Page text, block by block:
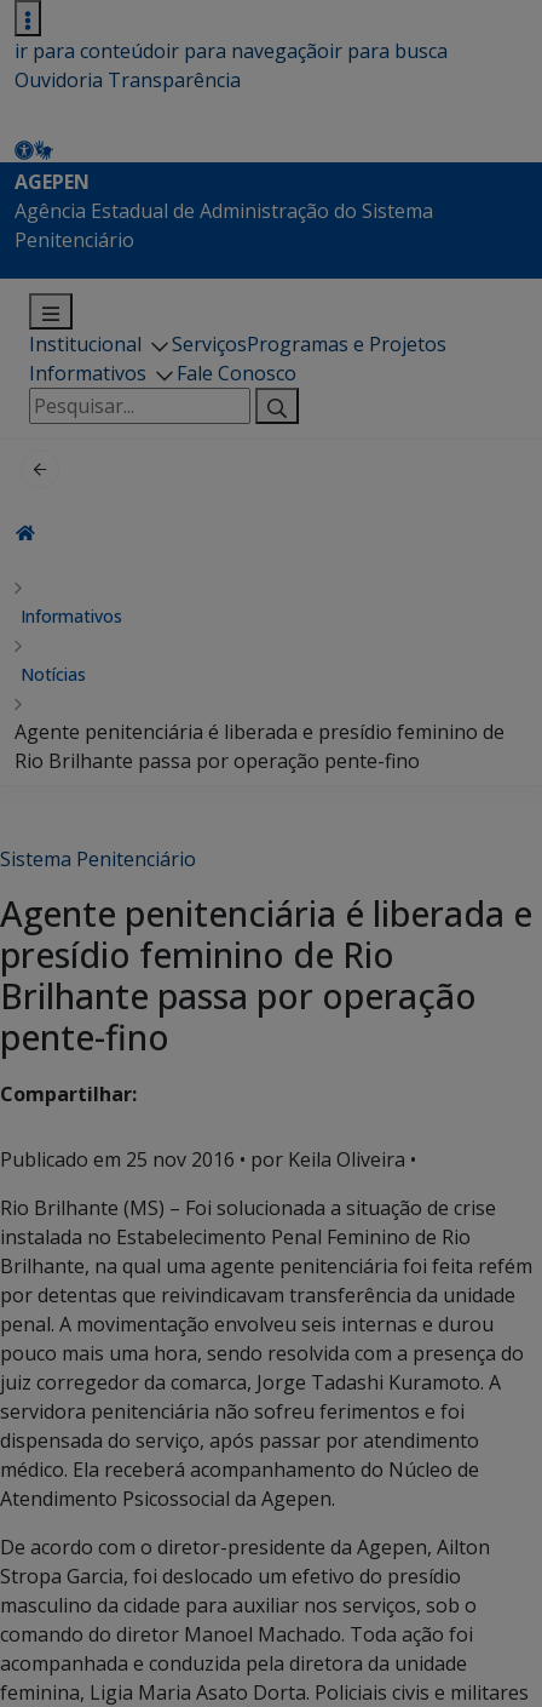
ir para conteúdoir para navegaçãoir para busca
Ouvidoria Transparência
AGEPEN
Agência Estadual de Administração do Sistema
Penitenciário
Institucional ServiçosProgramas e Projetos
Informativos
Fale Conosco
Pesquisar
por:
Informativos
Notícias
Agente penitenciária é liberada e presídio feminino de
Rio Brilhante passa por operação pente-fino
Sistema Penitenciário
Agente penitenciária é liberada e
presídio feminino de Rio
Brilhante passa por operação
pente-fino
Compartilhar:
Publicado em 25 nov 2016 • por Keila Oliveira •
Rio Brilhante (MS) – Foi solucionada a situação de crise
instalada no Estabelecimento Penal Feminino de Rio
Brilhante, na qual uma agente penitenciária foi feita refém
por detentas que reivindicavam transferência da unidade
penal. A movimentação envolveu seis internas e durou
pouco mais uma hora, sendo resolvida com a presença do
juiz corregedor da comarca, Jorge Tadashi Kuramoto. A
servidora penitenciária não sofreu ferimentos e foi
dispensada do serviço, após passar por atendimento
médico. Ela receberá acompanhamento do Núcleo de
Atendimento Psicossocial da Agepen.
De acordo com o diretor-presidente da Agepen, Ailton
Stropa Garcia, foi deslocado um efetivo do presídio
masculino da cidade para auxiliar nos serviços, sob o
comando do diretor Manoel Machado. Toda ação foi
acompanhada e conduzida pela diretora da unidade
feminina, Ligia Maria Asato Dorta. Policiais civis e militares